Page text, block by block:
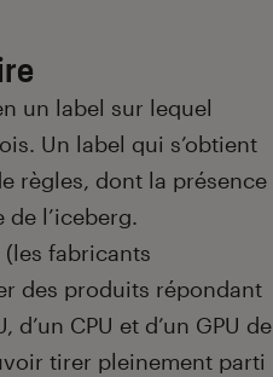
un label sur lequel
Un label qui s’obtient
règles, dont la présence
de l’iceberg.
fabricants
des produits répondant
CPU et d’un GPU de
tirer pleinement parti